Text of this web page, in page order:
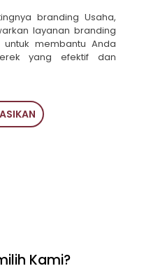
branding Usaha,
layanan branding
membantu Anda
yang efektif dan
Kami?